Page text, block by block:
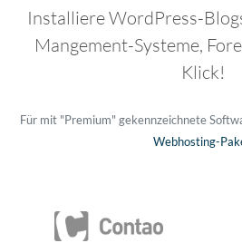
Installiere WordPress-
Mangement-Systeme,
Klick!
Für mit "Premium" gekennzeichnete
Webhosting-